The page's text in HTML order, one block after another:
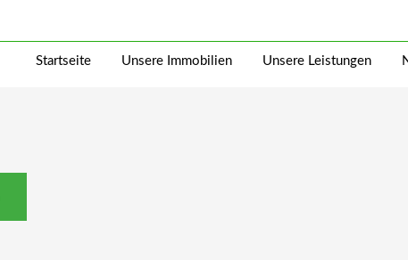
Startseite Unsere Immobilien Unsere Leistungen